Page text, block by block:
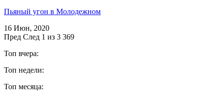
Пьяный угон в Молодежном
16 Июн, 2020
Пред След 1 из 3 369
Топ вчера:
Топ недели:
Топ месяца: